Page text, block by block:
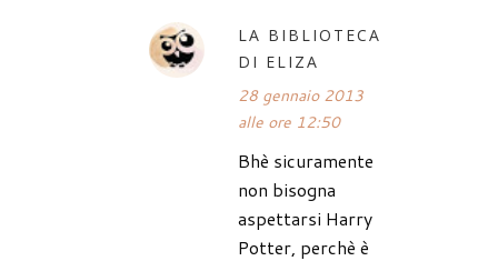
LA BIBLIOTECA
DI ELIZA
28 gennaio 2013
alle ore 12:50
Bhè sicuramente
non bisogna
aspettarsi Harry
Potter, perchè è